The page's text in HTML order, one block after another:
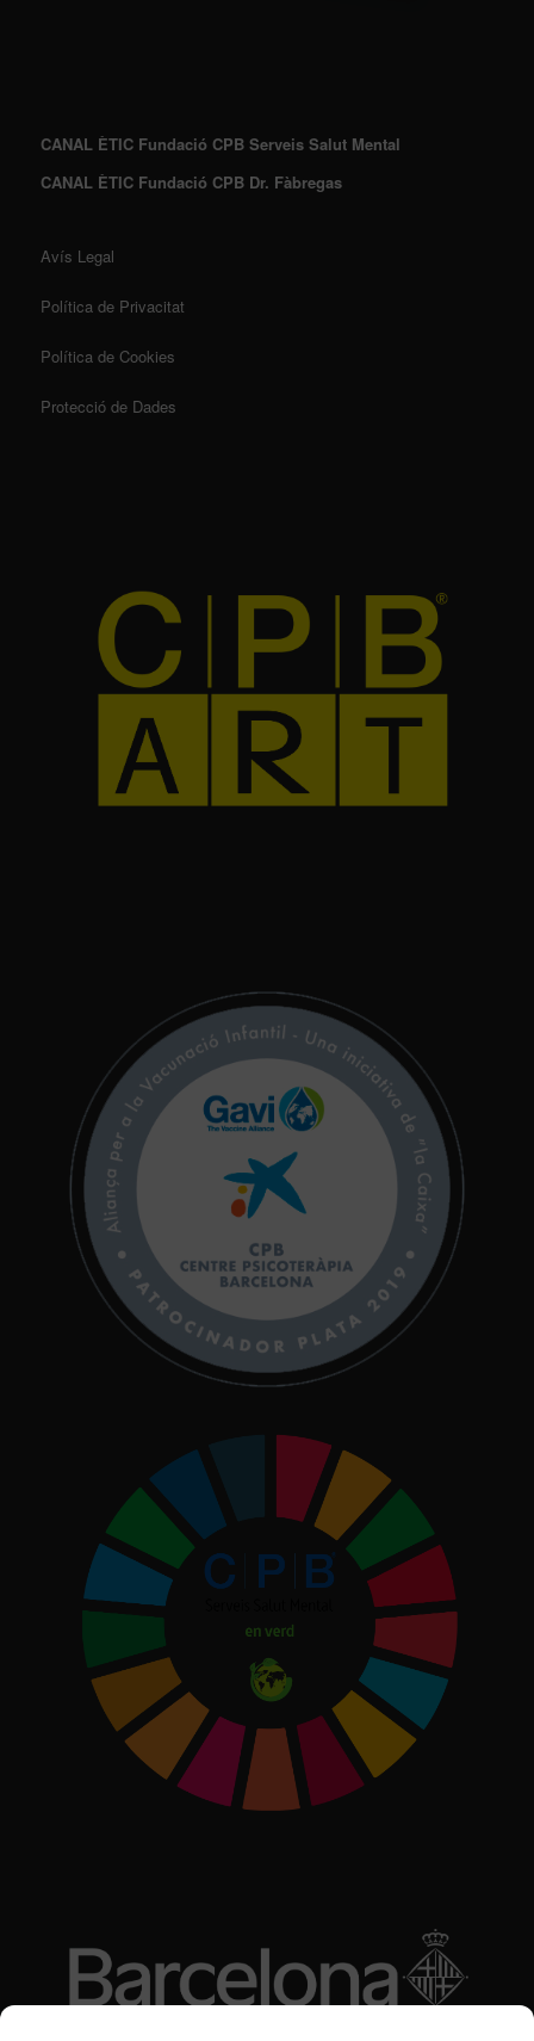
CANAL ÈTIC Fundació CPB Serveis Salut Mental
CANAL ÈTIC Fundació CPB Dr. Fàbregas
Avís Legal
Política de Privacitat
Política de Cookies
Protecció de Dades